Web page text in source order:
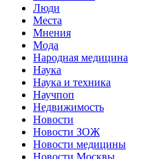
Люди
Места
Мнения
Мода
Народная медицина
Наука
Наука и техника
Научпоп
Недвижимость
Новости
Новости ЗОЖ
Новости медицины
Новости Москвы